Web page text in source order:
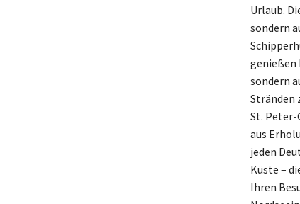
Urlaub.
sondern
genießen
sondern
Stränden
St. Peter-
aus
jeden
Küste –
Ihren